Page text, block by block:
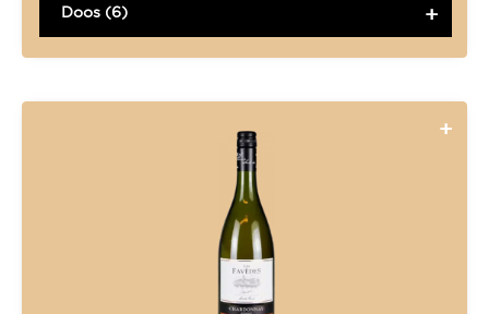
Doos (6)